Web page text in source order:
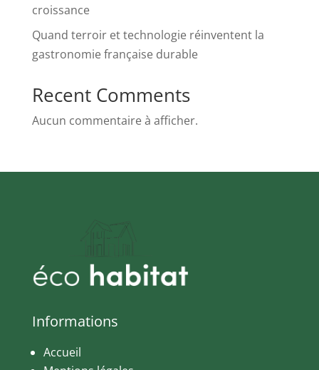
croissance
Quand terroir et technologie réinventent la
gastronomie française durable
Recent Comments
Aucun commentaire à afficher.
Informations
Accueil